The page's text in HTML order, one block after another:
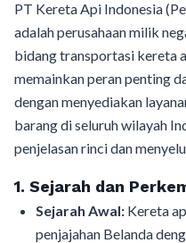
PT Kereta Api Indonesia
adalah perusahaan milik
bidang transportasi kereta
memainkan peran penting
dengan menyediakan
barang di seluruh wilayah
penjelasan rinci dan
1. Sejarah dan
Sejarah Awal: Kereta
penjajahan Belanda